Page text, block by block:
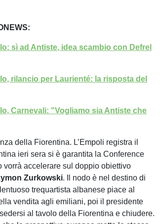
sì ad Antiste, idea scambio con Defrel
rilancio per Laurienté: la risposta del
Carnevali: "Vogliamo sia Antiste che
della Fiorentina. L’Empoli registra il
ieri sera si è garantita la Conference
vorrà accelerare sul doppio obiettivo
Zurkowski. Il nodo è nel destino di
trequartista albanese piace al
vendita agli emiliani, poi il presidente
al tavolo della Fiorentina e chiudere.